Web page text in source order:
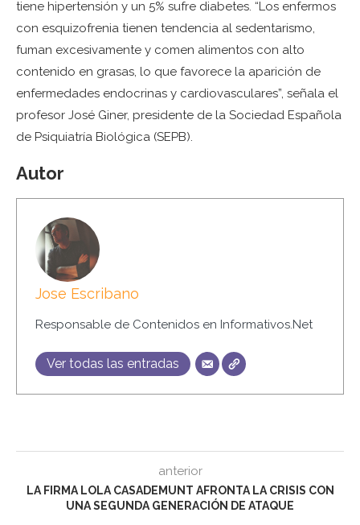
tiene hipertensión y un 5% sufre diabetes. “Los enfermos
con esquizofrenia tienen tendencia al sedentarismo,
fuman excesivamente y comen alimentos con alto
contenido en grasas, lo que favorece la aparición de
enfermedades endocrinas y cardiovasculares”, señala el
profesor José Giner, presidente de la Sociedad Española
de Psiquiatría Biológica (SEPB).
Autor
Jose Escribano
Responsable de Contenidos en Informativos.Net
Ver todas las entradas
anterior
LA FIRMA LOLA CASADEMUNT AFRONTA LA CRISIS CON
UNA SEGUNDA GENERACIÓN DE ATAQUE